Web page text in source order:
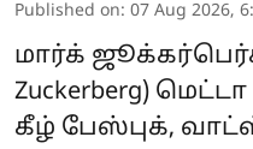
Published on: 07 Aug 2026,
மார்க்
Zuckerberg)
கீழ் பேஸ்புக்,